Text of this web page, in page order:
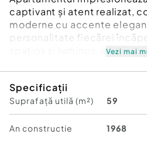
captivant și atent realizat,
moderne cu accente
personalitate fiecărei
spațios și luminos,
și confortabil, iar bucătăria
pregătită pentru utilizare
Se vinde complet mobilat și
Vezi mai
Specificații
Suprafață utilă (m²) 59
An constructie 1968